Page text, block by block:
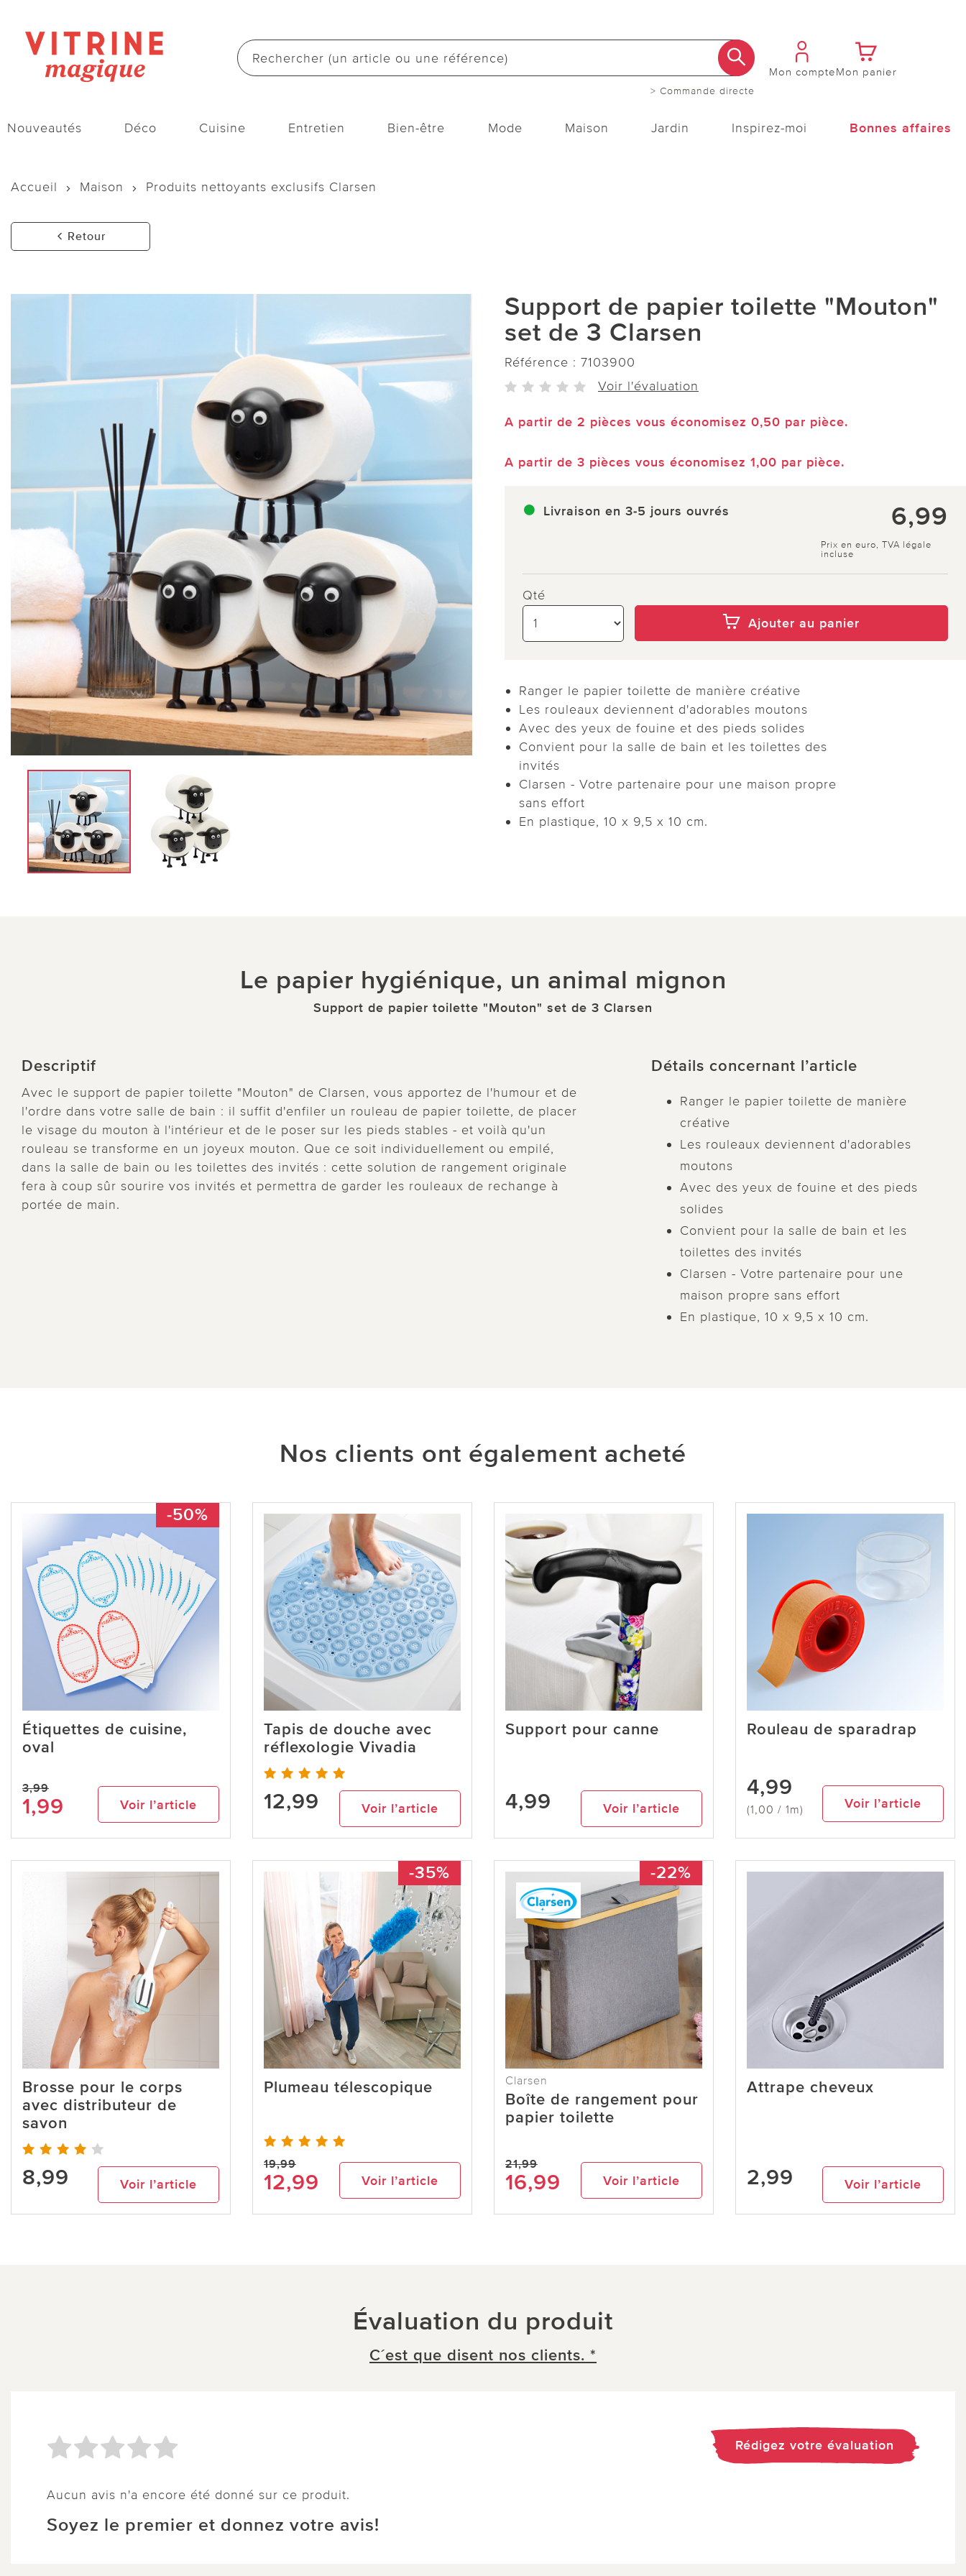
> Commande directe
Mon compteMon panier
Nouveautés Déco Cuisine Entretien Bien-être Mode Maison Jardin Inspirez-moi Bonnes affaires
Accueil Maison Produits nettoyants exclusifs Clarsen
Retour
Support de papier toilette "Mouton"
set de 3 Clarsen
Référence : 7103900
Voir l'évaluation
A partir de 2 pièces vous économisez 0,50 par pièce.
A partir de 3 pièces vous économisez 1,00 par pièce.
Livraison en 3-5 jours ouvrés 6,99
Prix en euro, TVA légale
incluse
Qté
Ajouter au panier
Ranger le papier toilette de manière créative
Les rouleaux deviennent d'adorables moutons
Avec des yeux de fouine et des pieds solides
Convient pour la salle de bain et les toilettes des
invités
Clarsen - Votre partenaire pour une maison propre
sans effort
En plastique, 10 x 9,5 x 10 cm.
Le papier hygiénique, un animal mignon
Support de papier toilette "Mouton" set de 3 Clarsen
Descriptif
Avec le support de papier toilette "Mouton" de Clarsen, vous apportez de l'humour et de
l'ordre dans votre salle de bain : il suffit d'enfiler un rouleau de papier toilette, de placer
le visage du mouton à l'intérieur et de le poser sur les pieds stables - et voilà qu'un
rouleau se transforme en un joyeux mouton. Que ce soit individuellement ou empilé,
dans la salle de bain ou les toilettes des invités : cette solution de rangement originale
fera à coup sûr sourire vos invités et permettra de garder les rouleaux de rechange à
portée de main.
Détails concernant l’article
Ranger le papier toilette de manière
créative
Les rouleaux deviennent d'adorables
moutons
Avec des yeux de fouine et des pieds
solides
Convient pour la salle de bain et les
toilettes des invités
Clarsen - Votre partenaire pour une
maison propre sans effort
En plastique, 10 x 9,5 x 10 cm.
Nos clients ont également acheté
-50%
Étiquettes de cuisine,
oval
3,99
1,99 Voir l’article
Tapis de douche avec
réflexologie Vivadia
12,99 Voir l’article
Support pour canne
4,99 Voir l’article
Rouleau de sparadrap
4,99
(1,00 / 1m) Voir l’article
Brosse pour le corps
avec distributeur de
savon
8,99 Voir l’article
-35%
Plumeau télescopique
19,99
12,99 Voir l’article
-22%
Clarsen
Boîte de rangement pour
papier toilette
21,99
16,99 Voir l’article
Attrape cheveux
2,99 Voir l’article
Évaluation du produit
C´est que disent nos clients. *
Aucun avis n'a encore été donné sur ce produit.
Soyez le premier et donnez votre avis!
Rédigez votre évaluation